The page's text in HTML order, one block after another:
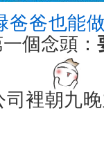
爸爸也能
個念頭：
裡朝九